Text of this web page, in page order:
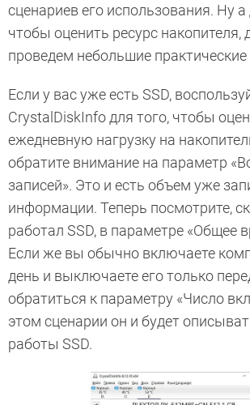
сценариев его использования. Ну а
чтобы оценить ресурс накопителя,
проведем небольшие
Если у вас уже есть SSD,
CrystalDiskInfo для того, чтобы
ежедневную нагрузку на
обратите внимание на параметр
записей». Это и есть объем уже
информации. Теперь посмотрите,
работал SSD, в параметре «Общее
Если же вы обычно включаете
день и выключаете его только
обратиться к параметру «Число
этом сценарии он и будет
работы SSD.